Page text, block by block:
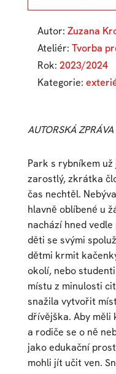
Autor: Zuzana
Ateliér: Tvorba
Rok: 2023/2024
Kategorie:
AUTORSKÁ ZPRÁVA
Park s rybníkem
zarostlý, zkrátka
čas nechtěl.
hlavně oblíbené u
nachází hned
děti se svými
dětmi krmit
okolí, nebo
místu z minulosti
snažila vytvořit
dřívějška. Aby měli
a rodiče se o ně
jako edukační
mohli jít učit ven.